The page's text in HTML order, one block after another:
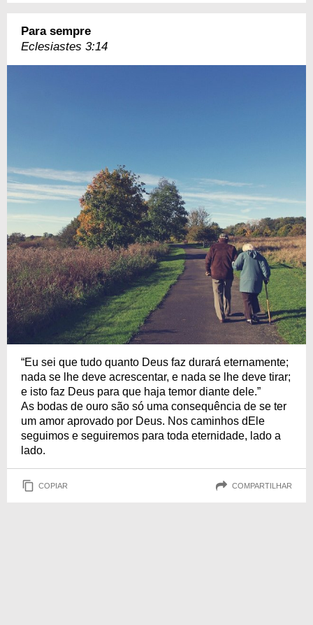
Para sempre
Eclesiastes 3:14
“Eu sei que tudo quanto Deus faz durará eternamente;
nada se lhe deve acrescentar, e nada se lhe deve tirar;
e isto faz Deus para que haja temor diante dele.”
As bodas de ouro são só uma consequência de se ter
um amor aprovado por Deus. Nos caminhos dEle
seguimos e seguiremos para toda eternidade, lado a
lado.
COPIAR COMPARTILHAR